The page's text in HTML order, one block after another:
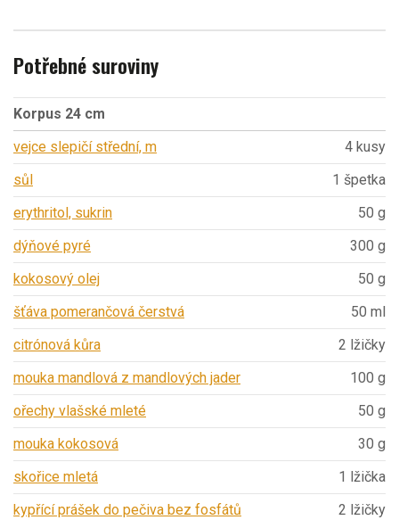
Potřebné suroviny
Korpus 24 cm
vejce slepičí střední, m
4 kusy
sůl
1 špetka
erythritol, sukrin
50 g
dýňové pyré
300 g
kokosový olej
50 g
šťáva pomerančová čerstvá
50 ml
citrónová kůra
2 lžičky
mouka mandlová z mandlových jader
100 g
ořechy vlašské mleté
50 g
mouka kokosová
30 g
skořice mletá
1 lžička
kypřící prášek do pečiva bez fosfátů
2 lžičky